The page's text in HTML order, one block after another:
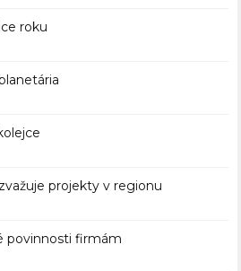
roku
projekty v regionu
povinnosti firmám